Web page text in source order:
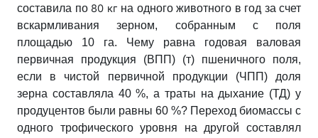
составила по 80 кг на одного животного в год за счет
вскармливания зерном, собранным с поля
площадью 10 га. Чему равна годовая валовая
первичная продукция (ВПП) (т) пшеничного поля,
если в чистой первичной продукции (ЧПП) доля
зерна составляла 40 %, а траты на дыхание (ТД) у
продуцентов были равны 60 %? Переход биомассы с
одного трофического уровня на другой составлял